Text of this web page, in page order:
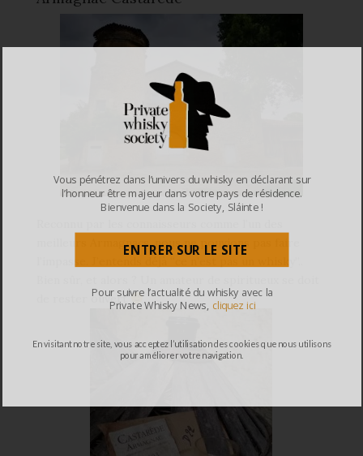
meilleurs Armagnacs, nous ne pouvions pas faire
de rester ouvert
Vous pénétrez dans l’univers du whisky en déclarant sur
l’honneur être majeur dans votre pays de résidence.
Bienvenue dans la Society, Sláinte !
ENTRER SUR LE SITE
En visitant notre site, vous acceptez l’utilisation des cookies que nous utilisons
pour améliorer votre navigation.
Pour suivre l’actualité du whisky avec la
Private Whisky News, cliquez ici